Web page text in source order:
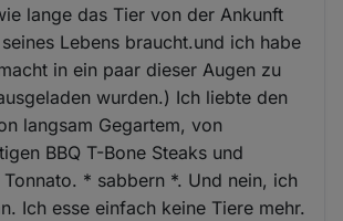
lange das Tier von der Ankunft
Lebens braucht.und ich habe
in ein paar dieser Augen zu
wurden.) Ich liebte den
langsam Gegartem, von
BBQ T-Bone Steaks und
* sabbern *. Und nein, ich
Ich esse einfach keine Tiere mehr.